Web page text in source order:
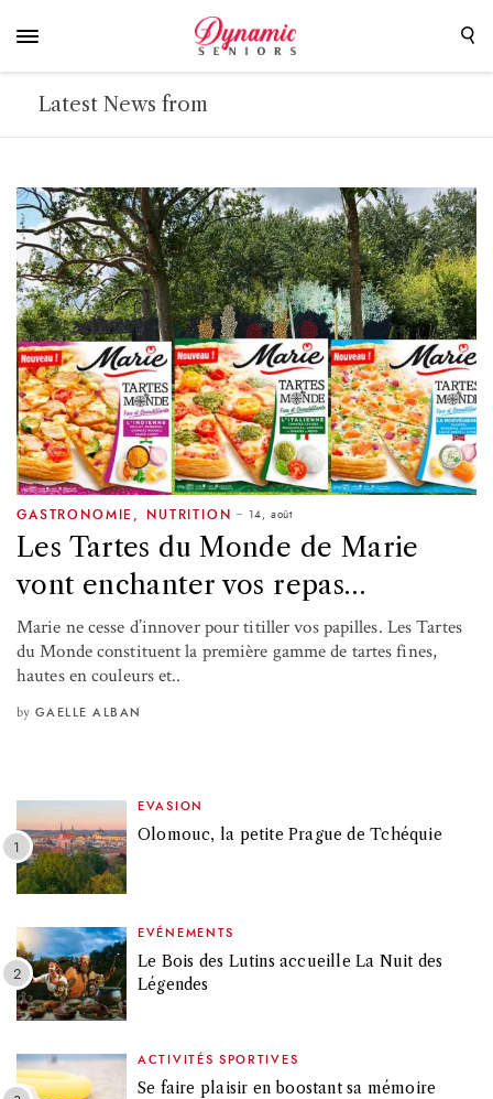
Latest News from
GASTRONOMIE NUTRITION 14, août
Les Tartes du Monde de Marie
vont enchanter vos repas…
Marie ne cesse d’innover pour titiller vos papilles. Les Tartes
du Monde constituent la première gamme de tartes fines,
hautes en couleurs et..
by GAELLE ALBAN
EVASION
Olomouc, la petite Prague de Tchéquie
EVÉNEMENTS
Le Bois des Lutins accueille La Nuit des
Légendes
ACTIVITÉS SPORTIVES
Se faire plaisir en boostant sa mémoire